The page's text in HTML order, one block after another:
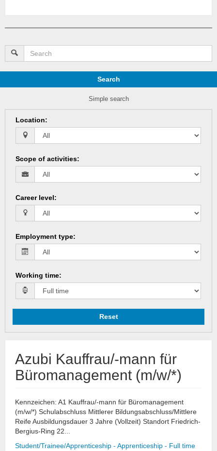
Search
Simple search
Location:
Scope of activities:
Career level:
Employment type:
Working time:
Reset
Azubi Kauffrau/-mann für
Büromanagement (m/w/*)
Kennzeichen: A1 Kauffrau/-mann für Büromanagement
(m/w/*) Schulabschluss Mittlerer Bildungsabschluss/Mittlere
Reife Ausbildungsdauer 3 Jahre (Vollzeit) Standort Friedrich-
Bergius-Ring 22...
Student/Trainee/Apprenticeship - Apprenticeship - Full time